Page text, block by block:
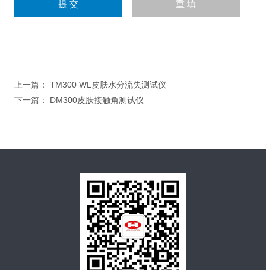
上一篇： TM300 WL皮肤水分流失测试仪
下一篇： DM300皮肤接触角测试仪